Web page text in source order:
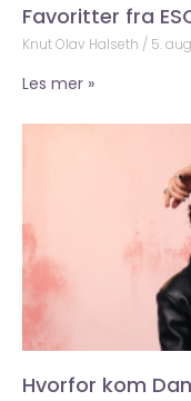
Favoritter fra
Knut Olav Halseth 5.
Les mer »
Hvorfor kom